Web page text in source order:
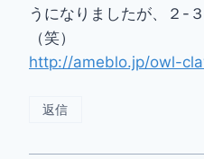
うになりましたが、２-
（笑）
http://ameblo.jp/owl-
返信